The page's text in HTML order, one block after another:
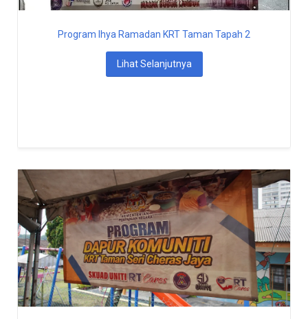
Program Ihya Ramadan KRT Taman Tapah 2
Lihat Selanjutnya